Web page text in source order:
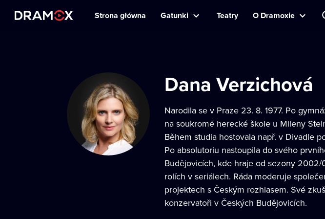
Strona główna Gatunki Teatry O Dramoxie
Dana Verzichová
Narodila se v Praze 23. 8. 1977. Po
na soukromé herecké škole u Mileny
Během studia hostovala např. v Divadle
Po absolutoriu nastoupila do svého
Budějovicích, kde hraje od sezony
rolích v seriálech. Ráda moderuje
projektech s Českým rozhlasem. Své
konzervatoři v Českých Budějovicích.